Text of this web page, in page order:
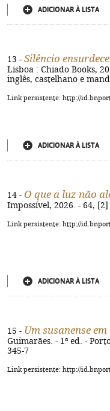
ADICIONAR À LISTA
13 - Silêncio
Lisboa : Chiado Books,
inglês, castelhano e
Link persistente: http://
ADICIONAR À LISTA
14 - O que a luz não
Impossível, 2026. - 64, [2]
Link persistente: http://
ADICIONAR À LISTA
15 - Um susanense
Guimarães. - 1ª ed. -
345-7
Link persistente: http://